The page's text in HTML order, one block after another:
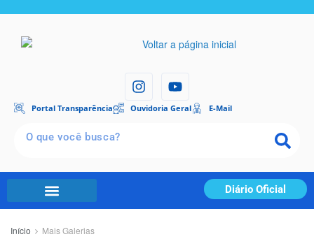
Portal Transparência Ouvidoria Geral E-Mail
Diário Oficial
Início Mais Galerias